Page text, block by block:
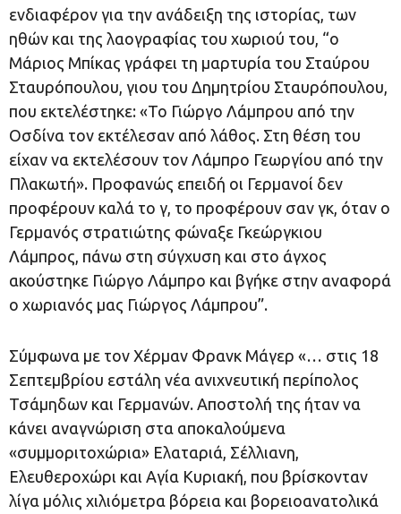
ενδιαφέρον για την ανάδειξη της ιστορίας, των
ηθών και της λαογραφίας του χωριού του, “ο
Μάριος Μπίκας γράφει τη μαρτυρία του Σταύρου
Σταυρόπουλου, γιου του Δημητρίου Σταυρόπουλου,
που εκτελέστηκε: «Το Γιώργο Λάμπρου από την
Οσδίνα τον εκτέλεσαν από λάθος. Στη θέση του
είχαν να εκτελέσουν τον Λάμπρο Γεωργίου από την
Πλακωτή». Προφανώς επειδή οι Γερμανοί δεν
προφέρουν καλά το γ, το προφέρουν σαν γκ, όταν ο
Γερμανός στρατιώτης φώναξε Γκεώργκιου
Λάμπρος, πάνω στη σύγχυση και στο άγχος
ακούστηκε Γιώργο Λάμπρο και βγήκε στην αναφορά
ο χωριανός μας Γιώργος Λάμπρου”.
Σύμφωνα με τον Χέρμαν Φρανκ Μάγερ «… στις 18
Σεπτεμβρίου εστάλη νέα ανιχνευτική περίπολος
Τσάμηδων και Γερμανών. Αποστολή της ήταν να
κάνει αναγνώριση στα αποκαλούμενα
«συμμοριτοχώρια» Ελαταριά, Σέλλιανη,
Ελευθεροχώρι και Αγία Κυριακή, που βρίσκονταν
λίγα μόλις χιλιόμετρα βόρεια και βορειοανατολικά